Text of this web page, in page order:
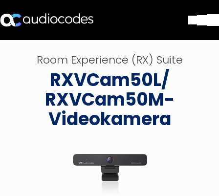
Produkte und Anwendungen
Dienstleistungen & Support
Unternehmen
Room Experience (RX) Suite
RXVCam50L/
RXVCam50M-
Videokamera